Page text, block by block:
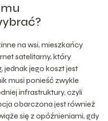
na wsi, mieszkańcy
satelitarny, który
jednak jego koszt jest
musi ponieść zwykle
infrastruktury, czyli
obarczona jest również
się z opóźnieniami, gdy